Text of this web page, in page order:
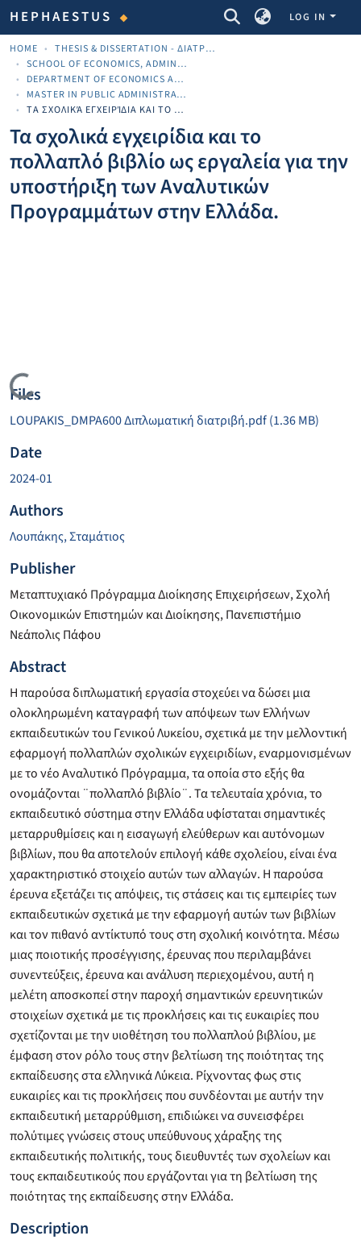
HEPHAESTUS COMMUNITIES & COLLECTIONS
LOG IN
HOME
THESIS & DISSERTATION - ΔΙΑΤΡΙΒΈΣ & ΔΙΔΑΚΤΟΡΙΚΈΣ
SCHOOL OF ECONOMICS, ADMINISTRATION AND COMPUTER SCIENCE
DEPARTMENT OF ECONOMICS AND BUSINESS
MASTER IN PUBLIC ADMINISTRATION (MPA)
ΤΑ ΣΧΟΛΙΚΆ ΕΓΧΕΙΡΊΔΙΑ ΚΑΙ ΤΟ ΠΟΛΛΑΠΛΌ ΒΙΒΛΊΟ ΩΣ ΕΡΓΑΛΕΊΑ ΓΙΑ ΤΗΝ ΥΠΟΣΤΉΡΙΞΗ ΤΩΝ ΑΝΑΛΥΤΙΚΏΝ ΠΡΟΓΡΑΜΜΆΤΩΝ ΣΤΗΝ ΕΛΛΆΔΑ.
Τα σχολικά εγχειρίδια και το
πολλαπλό βιβλίο ως εργαλεία για την
υποστήριξη των Αναλυτικών
Προγραμμάτων στην Ελλάδα.
Loading...
Files
LOUPAKIS_DMPA600 Διπλωματική διατριβή.pdf(1.36 MB)
Date
2024-01
Authors
Λουπάκης, Σταμάτιος
Publisher
Μεταπτυχιακό Πρόγραμμα Διοίκησης Επιχειρήσεων, Σχολή
Οικονομικών Επιστημών και Διοίκησης, Πανεπιστήμιο
Νεάπολις Πάφου
Abstract
Η παρούσα διπλωματική εργασία στοχεύει να δώσει μια
ολοκληρωμένη καταγραφή των απόψεων των Ελλήνων
εκπαιδευτικών του Γενικού Λυκείου, σχετικά με την μελλοντική
εφαρμογή πολλαπλών σχολικών εγχειριδίων, εναρμονισμένων
με το νέο Αναλυτικό Πρόγραμμα, τα οποία στο εξής θα
ονομάζονται ¨πολλαπλό βιβλίο¨. Τα τελευταία χρόνια, το
εκπαιδευτικό σύστημα στην Ελλάδα υφίσταται σημαντικές
μεταρρυθμίσεις και η εισαγωγή ελεύθερων και αυτόνομων
βιβλίων, που θα αποτελούν επιλογή κάθε σχολείου, είναι ένα
χαρακτηριστικό στοιχείο αυτών των αλλαγών. Η παρούσα
έρευνα εξετάζει τις απόψεις, τις στάσεις και τις εμπειρίες των
εκπαιδευτικών σχετικά με την εφαρμογή αυτών των βιβλίων
και τον πιθανό αντίκτυπό τους στη σχολική κοινότητα. Μέσω
μιας ποιοτικής προσέγγισης, έρευνας που περιλαμβάνει
συνεντεύξεις, έρευνα και ανάλυση περιεχομένου, αυτή η
μελέτη αποσκοπεί στην παροχή σημαντικών ερευνητικών
στοιχείων σχετικά με τις προκλήσεις και τις ευκαιρίες που
σχετίζονται με την υιοθέτηση του πολλαπλού βιβλίου, με
έμφαση στον ρόλο τους στην βελτίωση της ποιότητας της
εκπαίδευσης στα ελληνικά Λύκεια. Ρίχνοντας φως στις
ευκαιρίες και τις προκλήσεις που συνδέονται με αυτήν την
εκπαιδευτική μεταρρύθμιση, επιδιώκει να συνεισφέρει
πολύτιμες γνώσεις στους υπεύθυνους χάραξης της
εκπαιδευτικής πολιτικής, τους διευθυντές των σχολείων και
τους εκπαιδευτικούς που εργάζονται για τη βελτίωση της
ποιότητας της εκπαίδευσης στην Ελλάδα.
Description